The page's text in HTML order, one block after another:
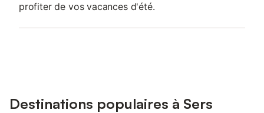
profiter de vos vacances d'été.
Destinations populaires à Sers